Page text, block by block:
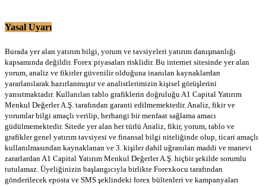
Yasal Uyarı
Burada yer alan yatırım bilgi, yorum ve tavsiyeleri yatırım danışmanlığı
kapsamında değildir. Forex piyasaları risklidir. Bu internet sitesinde yer alan
yorum, analiz ve fikirler güvenilir olduğuna inanılan kaynaklardan
yararlanılarak hazırlanmıştır ve analistlerimizin kişisel görüşlerini
yansıtmaktadır. Kullanılan tablo grafiklerin doğruluğu A1 Capital Yatırım
Menkul Değerler A.Ş. tarafından garanti edilmemektedir. Analiz, fikir ve
yorumlar bilgi amaçlı verilip, herhangi bir menfaat sağlama amacı
güdülmemektedir. Sitede yer alan her türlü Analiz, fikir, yorum, tablo ve
grafikler genel yatırım tavsiyesi ve finansal bilgi niteliğinde olup, ticari amaçlı
kullanılmasından kaynaklanan ve 3. kişiler dahil uğranılan maddi ve manevi
zararlardan A1 Capital Yatırım Menkul Değerler A.Ş. hiçbir şekilde sorumlu
tutulamaz. Üyeliğinizin başlangıcıyla birlikte Forexkocu tarafından
gönderilecek eposta ve SMS şeklindeki forex bültenleri ve kampanyaları